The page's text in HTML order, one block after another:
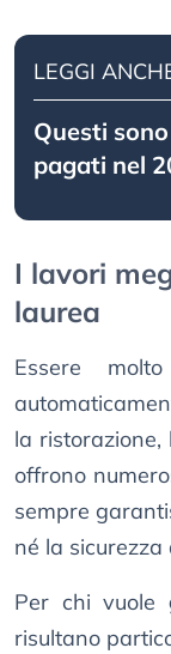
LEGGI
Questi
pagati nel
I lavori
laurea
Essere
la ristorazione,
offrono
sempre
né la
Per chi vuole
risultano